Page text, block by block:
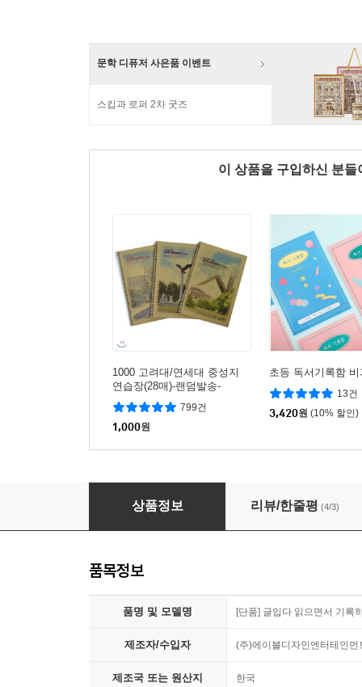
문학 디퓨저 사은품 이벤트
스킵과 로퍼 2차 굿즈
이 상품을 구입하신 분
1000 고려대/연세대 중성지
연습장(28매)-랜덤발송-
799건
1,000원
초등 독서기록함
13건
3,420원 (10% 할인)
[단품] 글입다 읽으면서 기록하는 독서기록장,
상품정보 리뷰/한줄평 (4/3)
품목정보
품명 및 모델명 [단품] 글입다 읽으면서 기록
제조자/수입자 (주)에이블디자인엔터테인먼
제조국 또는 원산지 한국